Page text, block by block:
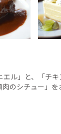
ル」と、「チ
のシチュー」を